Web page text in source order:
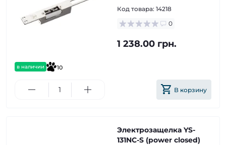
в наличии 10
Код товара: 14218
0
1 238.00 грн.
В корзину
Электрозащелка YS-
131NC-S (power closed)